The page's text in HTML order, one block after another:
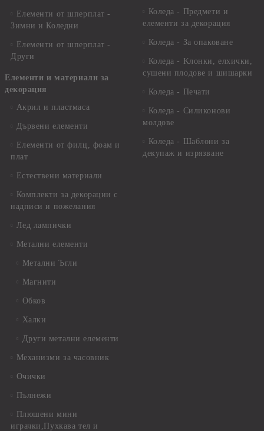
Елементи от шперплат -
Зимни и Коледни
Елементи от шперплат -
Други
Елементи и материали за
декорация
Акрил и пластмаса
Дървени елементи
Елементи от филц, фоам и
плат
Естествени материали
Комплекти за декорации с
надписи и пожелания
Лед лампички
Метални елементи
Метални Ъгли
Магнити
Обков
Халки
Други метални елементи
Механизми за часовник
Очички
Пълнежи
Плюшени мини
играчки,Пухкава тел и
Коледа - Предмети и
елементи за декорация
Коледа - За опаковане
Коледа - Kлонки, елхички,
сушени плодове и шишарки
Коледа - Печати
Коледа - Силиконови
молдове
Коледа - Шаблони за
декупаж и изрязване